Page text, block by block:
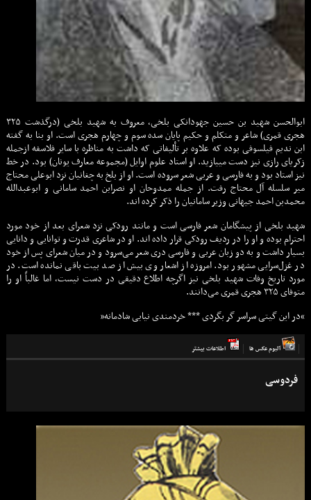
ابوالحسن شهید بن حسین جهودانکی بلخی، معروف به شهید بلخی (درگذشت ۳۲۵
هجری قمری) شاعر و متکلم و حکیم پایان سده سوم و چهارم هجری است. او بنا به گفته
ابن ندیم فیلسوفی بوده که علاوه بر تألیفاتی که داشت به مناظره با سایر فلاسفه ازجمله
زکریای رازی نیز دست مییازید. او استاد علوم اوایل (مجموعه معارف یونان) بود. در خط
نیز استاد بود و به فارسی و عربی شعر سروده است. او از بلخ به چغانیان نزد ابوعلی محتاج
میر سلسله آل محتاج رفت. از جمله ممدوحان او نصرابن احمد سامانی و ابوعبدالله
محمدبن احمد جیهانی وزیر سامانیان را ذکر کرده اند.
شهید بلخی از پیشگامان شعر فارسی است و مانند رودکی نزد شعرای بعد از خود مورد
احترام بوده و او را در ردیف رودکی قرار داده اند. او در شاعری قدرت و توانايی و دانايی
بسيار داشت و به‌ دو زبان عربی و فارسی دری شعر می‌سرود و در میان شعرای پس از خود
در غزل‌سرایی مشهور بود. امروزه از اشعار وی بیش از صد بیت باقی نمانده است. در
مورد تاریخ وفات شهيد بلخی نیز اگرچه اطلاع دقیقی در دست نیست، اما غالباً او را
متوفای ۳۲۵ هجری قمری می‌دانند.
“در این گیتی سراسر گر بگردی *** خردمندی نیابی شادمانه”
آلبوم عكس ها اطلاعات بيشتر
فردوسی